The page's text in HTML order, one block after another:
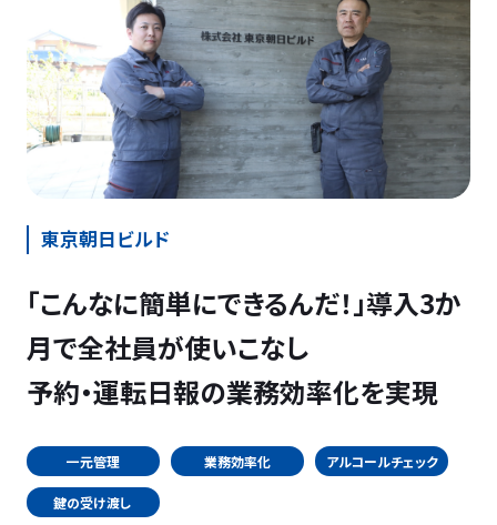
東京朝日ビルド
「こんなに簡単にできるんだ！」導入3か
月で全社員が使いこなし
予約・運転日報の業務効率化を実現
一元管理 業務効率化 アルコールチェック
鍵の受け渡し